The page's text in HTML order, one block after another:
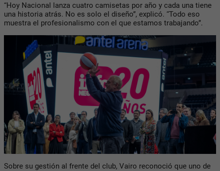
“Hoy Nacional lanza cuatro camisetas por año y cada una tiene
una historia atrás. No es solo el diseño”, explicó. “Todo eso
muestra el profesionalismo con el que estamos trabajando”.
Sobre su gestión al frente del club, Vairo reconoció que uno de